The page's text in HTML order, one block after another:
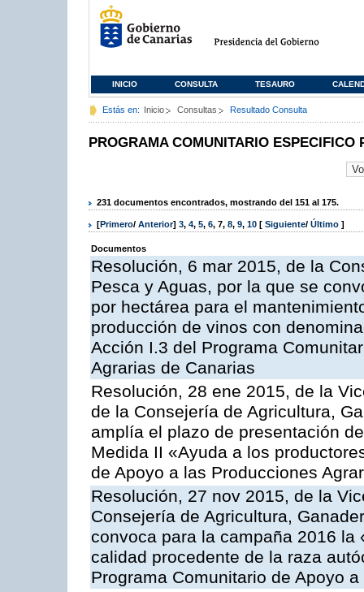
INICIO CONSULTA TESAURO
Estás en: Inicio Consultas Resultado Consulta
PROGRAMA COMUNITARIO ESPECIFICO
231 documentos encontrados, mostrando del 151 al 175.
[Primero/ Anterior] 3, 4, 5, 6, 7, 8, 9, 10 [ Siguiente/ Último ]
Documentos
Resolución, 6 mar 2015, de la
Pesca y Aguas, por la que se
por hectárea para el
producción de vinos con
Acción I.3 del Programa
Agrarias de Canarias
Resolución, 28 ene 2015, de la
de la Consejería de Agricultura,
amplía el plazo de presentación
Medida II «Ayuda a los
de Apoyo a las Producciones
Resolución, 27 nov 2015, de la
Consejería de Agricultura,
convoca para la campaña 2016
calidad procedente de la raza
Programa Comunitario de Apoyo